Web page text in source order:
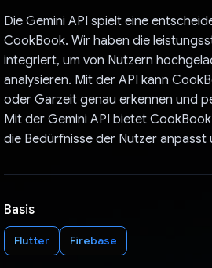
Die Gemini API spielt eine
CookBook. Wir haben die
integriert, um von Nutzern
analysieren. Mit der API kann
oder Garzeit genau erkennen und
Mit der Gemini API bietet
die Bedürfnisse der Nutzer
Basis
Flutter Firebase